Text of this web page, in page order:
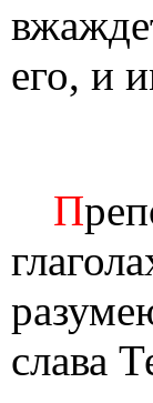
его, и
П
слава